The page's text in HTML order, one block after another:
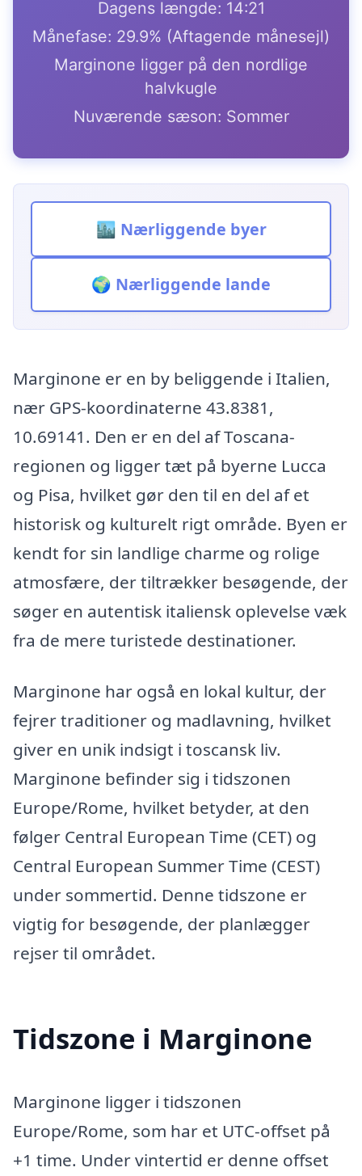
Dagens længde: 14:21
Månefase: 29.9% (Aftagende månesejl)
Marginone ligger på den nordlige
halvkugle
Nuværende sæson: Sommer
🏙️ Nærliggende byer
🌍 Nærliggende lande
Marginone er en by beliggende i Italien,
nær GPS-koordinaterne 43.8381,
10.69141. Den er en del af Toscana-
regionen og ligger tæt på byerne Lucca
og Pisa, hvilket gør den til en del af et
historisk og kulturelt rigt område. Byen er
kendt for sin landlige charme og rolige
atmosfære, der tiltrækker besøgende, der
søger en autentisk italiensk oplevelse væk
fra de mere turistede destinationer.
Marginone har også en lokal kultur, der
fejrer traditioner og madlavning, hvilket
giver en unik indsigt i toscansk liv.
Marginone befinder sig i tidszonen
Europe/Rome, hvilket betyder, at den
følger Central European Time (CET) og
Central European Summer Time (CEST)
under sommertid. Denne tidszone er
vigtig for besøgende, der planlægger
rejser til området.
Tidszone i Marginone
Marginone ligger i tidszonen
Europe/Rome, som har et UTC-offset på
+1 time. Under vintertid er denne offset